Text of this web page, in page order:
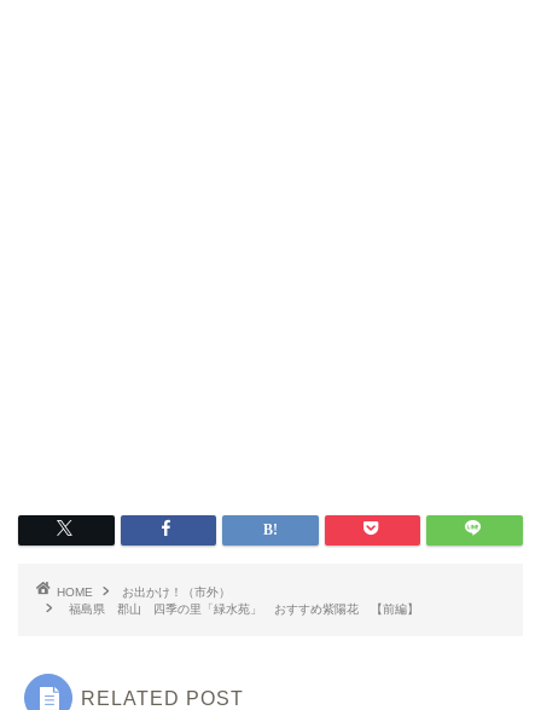
HOME
お出かけ！（市外）
福島県 郡山 四季の里「緑水苑」 おすすめ紫陽花 【前編】
RELATED POST
いわき市グルメ